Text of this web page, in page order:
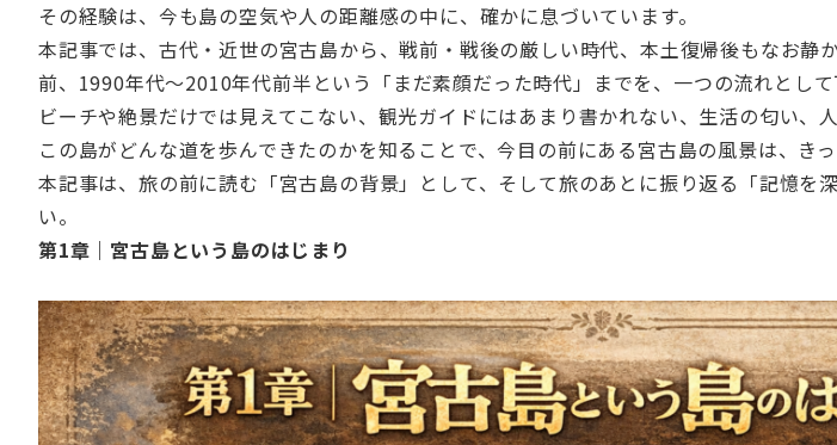
その経験は、今も島の空気や人の距離感の中に、確かに息づいています。
本記事では、古代・近世の宮古島から、戦前・戦後の厳しい時代、本土復帰後もなお静
前、1990年代〜2010年代前半という「まだ素顔だった時代」までを、一つの流れとして
ビーチや絶景だけでは見えてこない、観光ガイドにはあまり書かれない、生活の匂い、
この島がどんな道を歩んできたのかを知ることで、今目の前にある宮古島の風景は、き
本記事は、旅の前に読む「宮古島の背景」として、そして旅のあとに振り返る「記憶を
い。
第1章｜宮古島という島のはじまり